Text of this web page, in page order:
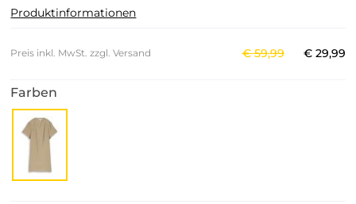
Produktinformationen
Preis inkl. MwSt. zzgl. Versand €59,99 € 29,99
Farben